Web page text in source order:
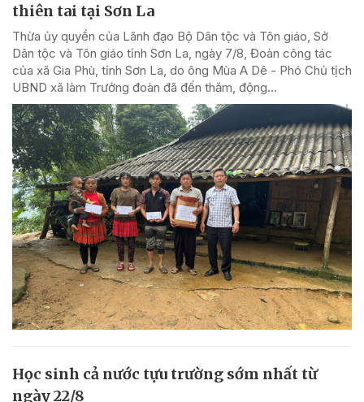
thiên tai tại Sơn La
Thừa ủy quyền của Lãnh đạo Bộ Dân tộc và Tôn giáo, Sở
Dân tộc và Tôn giáo tỉnh Sơn La, ngày 7/8, Đoàn công tác
của xã Gia Phù, tỉnh Sơn La, do ông Mùa A Dê - Phó Chủ tịch
UBND xã làm Trưởng đoàn đã đến thăm, động...
Học sinh cả nước tựu trường sớm nhất từ
ngày 22/8